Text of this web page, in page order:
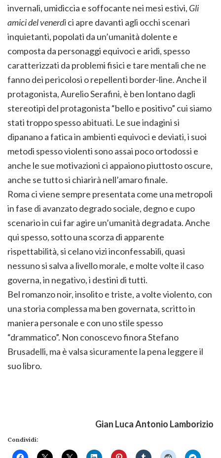
invernali, umidiccia e soffocante nei mesi estivi, Gli
amici del venerdìci apre davanti agli occhi scenari
inquietanti, popolati da un’umanità dolente e
composta da personaggi equivoci e aridi, spesso
caratterizzati da problemi fisici e tare mentali che ne
fanno dei pericolosi o repellenti border-line. Anche il
protagonista, Aurelio Serafini, è ben lontano dagli
stereotipi del protagonista “bello e positivo” cui siamo
stati troppo spesso abituati. Le sue indagini si
dipanano a fatica in ambienti equivoci e deviati, i suoi
metodi spesso violenti sono assai poco ortodossi e
anche le sue motivazioni ci appaiono piuttosto oscure,
anche se tutto si chiarirà nell’amaro finale.
Roma ci viene sempre presentata come una metropoli
in fase di avanzato degrado sociale, degno e cupo
scenario in cui far agire un’umanità degradata. Anche
qui spesso, sotto una scorza di apparente
rispettabilità, si celano vizi inconfessabili, quasi
nessuno si salva a livello morale, e molte volte il caso
governa, in negativo, i destini di tutti.
Bel romanzo noir, insolito e triste, a volte violento, con
una storia complessa ma ben governata, scritto in
maniera personale e con uno stile spesso
“drammatico”. Non conoscevo finora Stefano
Brusadelli, ma è valsa sicuramente la pena leggere il
suo libro.
Gian Luca Antonio Lamborizio
Condividi: